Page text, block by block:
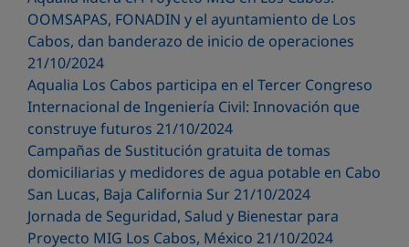
OOMSAPAS, FONADIN y el ayuntamiento de Los
Cabos, dan banderazo de inicio de operaciones
21/10/2024
Aqualia Los Cabos participa en el Tercer Congreso
Internacional de Ingeniería Civil: Innovación que
construye futuros 21/10/2024
Campañas de Sustitución gratuita de tomas
domiciliarias y medidores de agua potable en Cabo
San Lucas, Baja California Sur 21/10/2024
Jornada de Seguridad, Salud y Bienestar para
Proyecto MIG Los Cabos, México 21/10/2024